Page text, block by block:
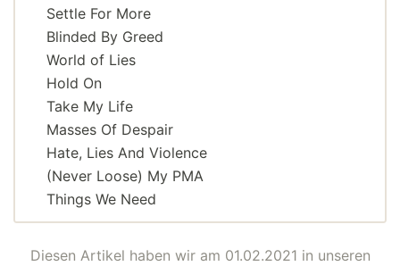
Settle For More
Blinded By Greed
World of Lies
Hold On
Take My Life
Masses Of Despair
Hate, Lies And Violence
(Never Loose) My PMA
Things We Need
Diesen Artikel haben wir am 01.02.2021 in unseren